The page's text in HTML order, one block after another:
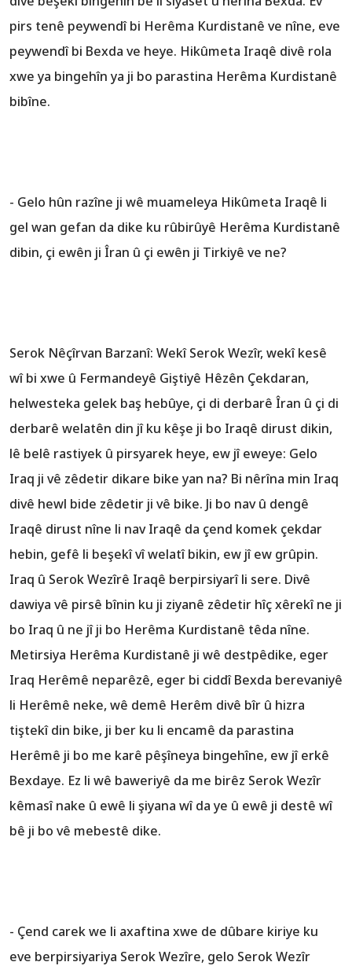
pirs tenê peywendî bi Herêma Kurdistanê ve nîne, eve
peywendî bi Bexda ve heye. Hikûmeta Iraqê divê rola
xwe ya bingehîn ya ji bo parastina Herêma Kurdistanê
bibîne.
- Gelo hûn razîne ji wê muameleya Hikûmeta Iraqê li
gel wan gefan da dike ku rûbirûyê Herêma Kurdistanê
dibin, çi ewên ji Îran û çi ewên ji Tirkiyê ve ne?
Serok Nêçîrvan Barzanî: Wekî Serok Wezîr, wekî kesê
wî bi xwe û Fermandeyê Giştiyê Hêzên Çekdaran,
helwesteka gelek baş hebûye, çi di derbarê Îran û çi di
derbarê welatên din jî ku kêşe ji bo Iraqê dirust dikin,
lê belê rastiyek û pirsyarek heye, ew jî eweye: Gelo
Iraq ji vê zêdetir dikare bike yan na? Bi nêrîna min Iraq
divê hewl bide zêdetir ji vê bike. Ji bo nav û dengê
Iraqê dirust nîne li nav Iraqê da çend komek çekdar
hebin, gefê li beşekî vî welatî bikin, ew jî ew grûpin.
Iraq û Serok Wezîrê Iraqê berpirsiyarî li sere. Divê
dawiya vê pirsê bînin ku ji ziyanê zêdetir hîç xêrekî ne ji
bo Iraq û ne jî ji bo Herêma Kurdistanê têda nîne.
Metirsiya Herêma Kurdistanê ji wê destpêdike, eger
Iraq Herêmê neparêzê, eger bi ciddî Bexda berevaniyê
li Herêmê neke, wê demê Herêm divê bîr û hizra
tiştekî din bike, ji ber ku li encamê da parastina
Herêmê ji bo me karê pêşîneya bingehîne, ew jî erkê
Bexdaye. Ez li wê baweriyê da me birêz Serok Wezîr
kêmasî nake û ewê li şiyana wî da ye û ewê ji destê wî
bê ji bo vê mebestê dike.
- Çend carek we li axaftina xwe de dûbare kiriye ku
eve berpirsiyariya Serok Wezîre, gelo Serok Wezîr